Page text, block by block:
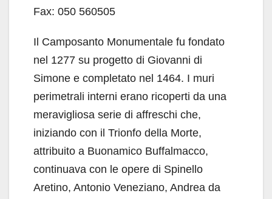
Fax: 050 560505
Il Camposanto Monumentale fu fondato
nel 1277 su progetto di Giovanni di
Simone e completato nel 1464. I muri
perimetrali interni erano ricoperti da una
meravigliosa serie di affreschi che,
iniziando con il Trionfo della Morte,
attribuito a Buonamico Buffalmacco,
continuava con le opere di Spinello
Aretino, Antonio Veneziano, Andrea da